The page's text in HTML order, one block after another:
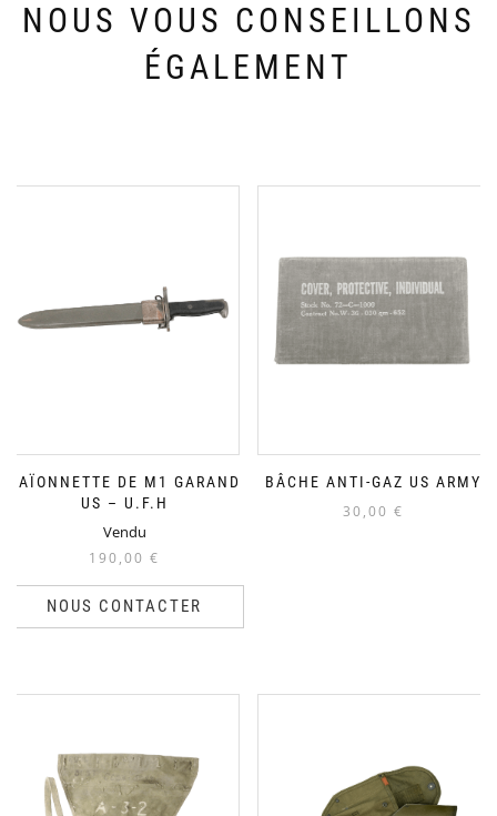
NOUS VOUS CONSEILLONS
ÉGALEMENT
BAÏONNETTE DE M1 GARAND
US – U.F.H
Vendu
190,00 €
NOUS CONTACTER
BÂCHE ANTI-GAZ US ARMY
30,00 €